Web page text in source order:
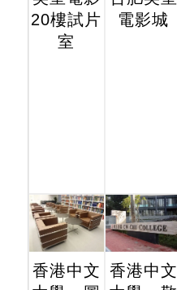
20樓試片
室
電影城
香港中文 香港中文